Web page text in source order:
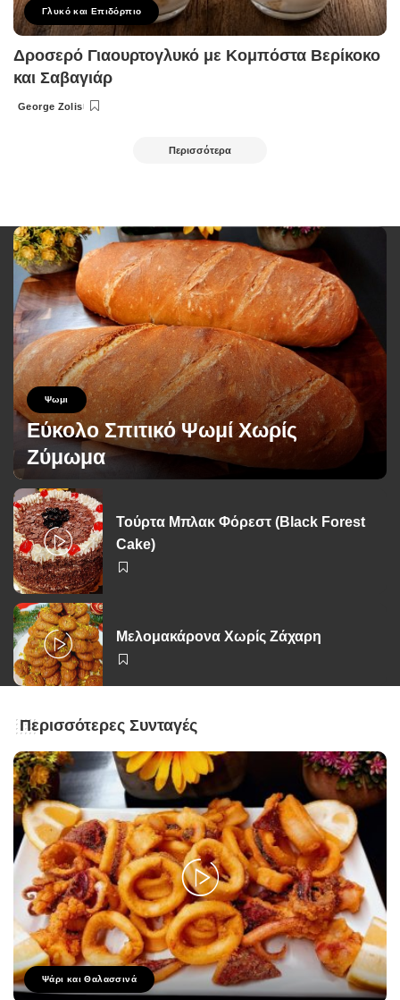
Γλυκό και Επιδόρπιο
Δροσερό Γιαουρτογλυκό με Κομπόστα Βερίκοκο
και Σαβαγιάρ
Posted
George Zolis
Περισσότερα
Ψωμι
Εύκολο Σπιτικό Ψωμί Χωρίς
Ζύμωμα
Posted
by
George Zolis
Τούρτα Μπλακ Φόρεστ (Black Forest
Cake)
Μελομακάρονα Χωρίς Ζάχαρη
Περισσότερες Συνταγές
Ψάρι και Θαλασσινά